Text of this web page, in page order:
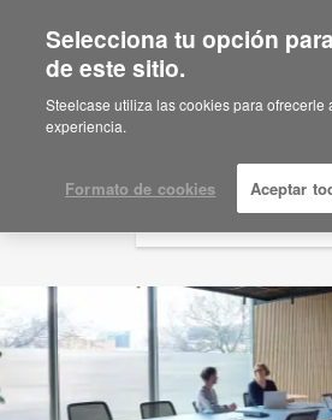
Are you in United
Would you like to see
your region?
English
Español
Selecciona tu opción
de este sitio.
Steelcase utiliza las cookies para ofrecerle
experiencia.
Formato de cookies Aceptar